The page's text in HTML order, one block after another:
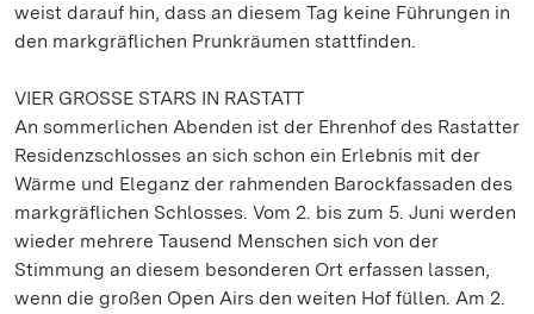
weist darauf hin, dass an diesem Tag keine Führungen in
den markgräflichen Prunkräumen stattfinden.
VIER GROSSE STARS IN RASTATT
An sommerlichen Abenden ist der Ehrenhof des Rastatter
Residenzschlosses an sich schon ein Erlebnis mit der
Wärme und Eleganz der rahmenden Barockfassaden des
markgräflichen Schlosses. Vom 2. bis zum 5. Juni werden
wieder mehrere Tausend Menschen sich von der
Stimmung an diesem besonderen Ort erfassen lassen,
wenn die großen Open Airs den weiten Hof füllen. Am 2.